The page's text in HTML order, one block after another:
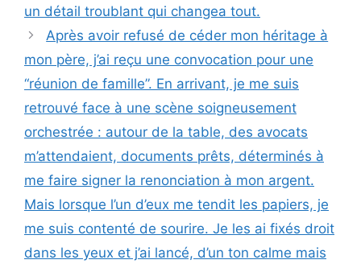
un détail troublant qui changea tout.
Après avoir refusé de céder mon héritage à
mon père, j’ai reçu une convocation pour une
“réunion de famille”. En arrivant, je me suis
retrouvé face à une scène soigneusement
orchestrée : autour de la table, des avocats
m’attendaient, documents prêts, déterminés à
me faire signer la renonciation à mon argent.
Mais lorsque l’un d’eux me tendit les papiers, je
me suis contenté de sourire. Je les ai fixés droit
dans les yeux et j’ai lancé, d’un ton calme mais